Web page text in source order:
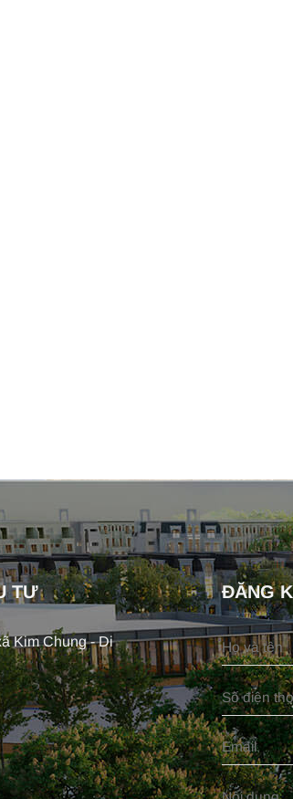
TƯ
Kim Chung - Di
ĐĂNG